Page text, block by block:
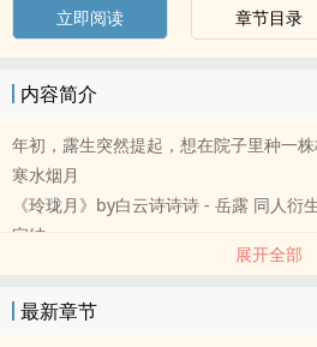
立即阅读 章节目录
内容简介
年初，露生突然提起，想在院子里种一株
寒水烟月
《玲珑月》by白云诗诗诗 - 岳露 同人衍
完结
展开全部
最新章节